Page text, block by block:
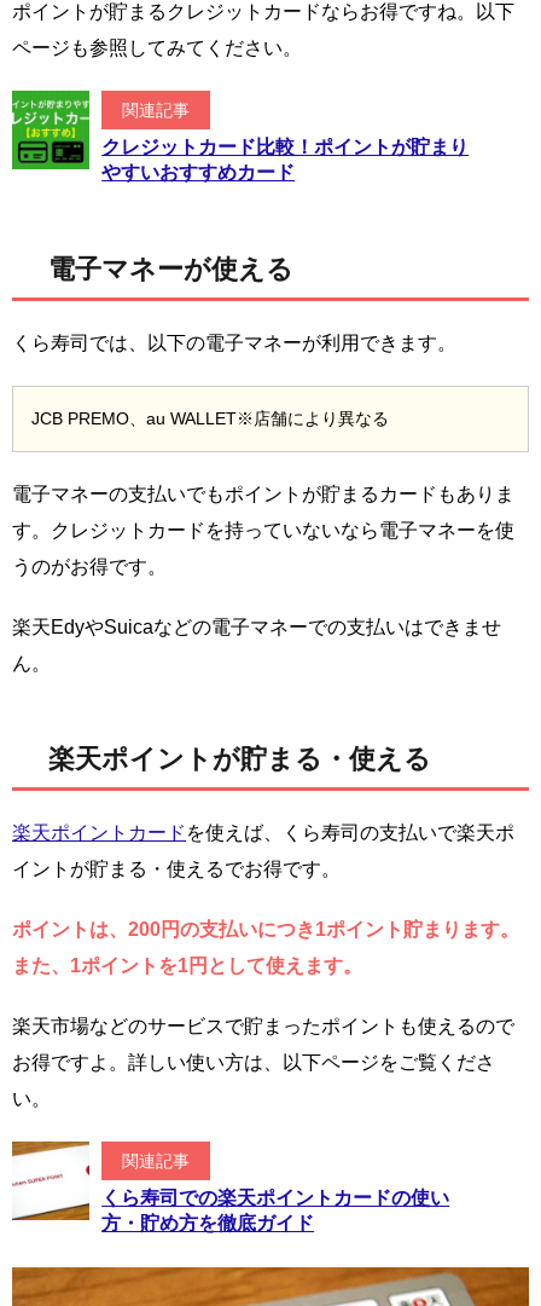
ポイントが貯まるクレジットカードならお得ですね。以下
ページも参照してみてください。
関連記事
クレジットカード比較！ポイントが貯まり
やすいおすすめカード
電子マネーが使える
くら寿司では、以下の電子マネーが利用できます。
JCB PREMO、au WALLET※店舗により異なる
電子マネーの支払いでもポイントが貯まるカードもありま
す。クレジットカードを持っていないなら電子マネーを使
うのがお得です。
楽天EdyやSuicaなどの電子マネーでの支払いはできませ
ん。
楽天ポイントが貯まる・使える
楽天ポイントカード を使えば、くら寿司の支払いで楽天ポ
イントが貯まる・使えるでお得です。
ポイントは、200円の支払いにつき1ポイント貯まります。
また、1ポイントを1円として使えます。
楽天市場などのサービスで貯まったポイントも使えるので
お得ですよ。詳しい使い方は、以下ページをご覧くださ
い。
関連記事
くら寿司での楽天ポイントカードの使い
方・貯め方を徹底ガイド